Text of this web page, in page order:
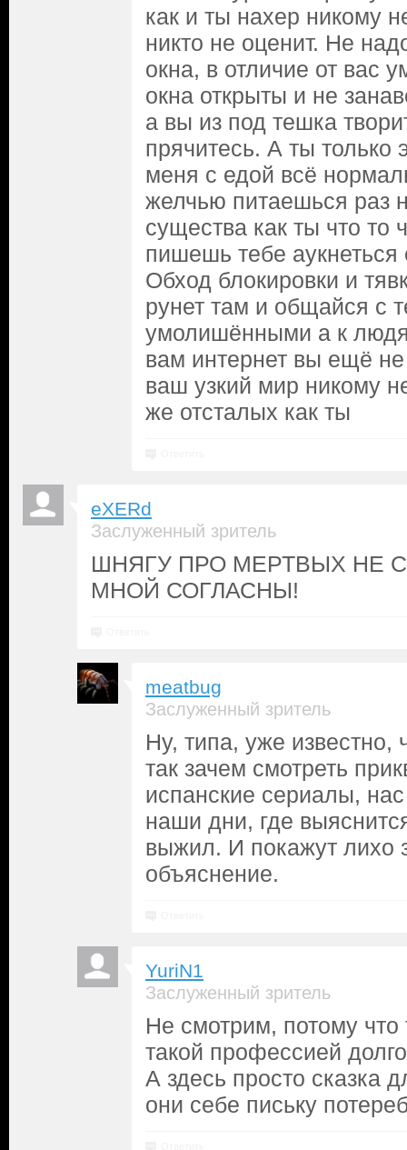
как и ты нахер никому
никто не оценит. Не
окна, в отличие от вас
окна открыты и не
а вы из под тешка
прячитесь. А ты только
меня с едой всё
желчью питаешься раз
существа как ты что то
пишешь тебе
Обход блокировки и
рунет там и общайся с
умолишёнными а к
вам интернет вы ещё
ваш узкий мир никому
же отсталых как ты
eXERd
Заслуженный зритель
ШНЯГУ ПРО МЕРТВЫХ НЕ
МНОЙ СОГЛАСНЫ!
meatbug
Заслуженный зритель
Ну, типа, уже известно,
так зачем смотреть
испанские сериалы,
наши дни, где
выжил. И покажут лихо
объяснение.
YuriN1
Заслуженный зритель
Не смотрим, потому что
такой профессией
А здесь просто сказка
они себе письку